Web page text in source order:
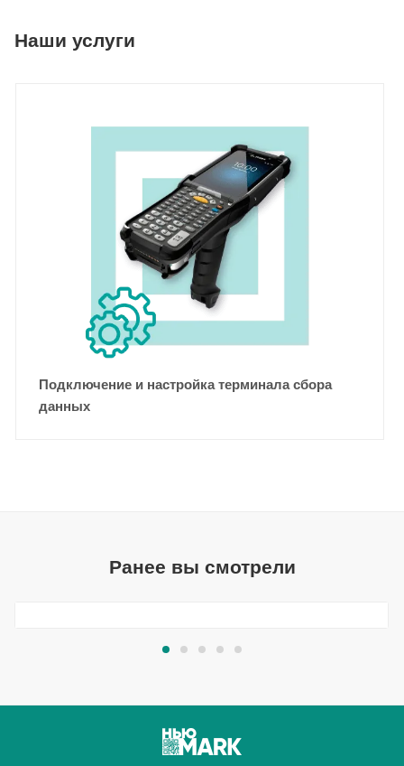
Наши услуги
Подключение и настройка терминала сбора
данных
Ранее вы смотрели